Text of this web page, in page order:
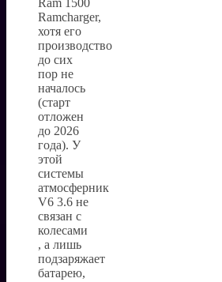
Ram 1500
Ramcharger,
хотя его
производство
до сих
пор не
началось
(старт
отложен
до 2026
года). У
этой
системы
атмосферник
V6 3.6 не
связан с
колесами
, а лишь
подзаряжает
батарею,